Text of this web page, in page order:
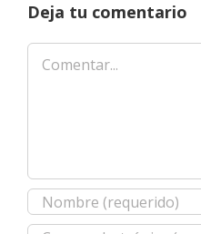
Deja tu comentario
Comentar